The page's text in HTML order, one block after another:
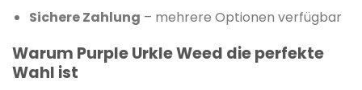
Sichere Zahlung – mehrere Optionen verfügbar
Warum Purple Urkle Weed die perfekte
Wahl ist